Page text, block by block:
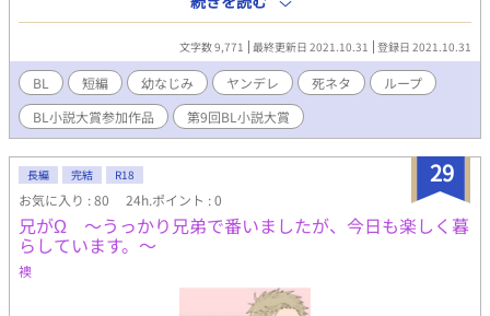
と導く元凶だと、知るまでは。
文字数 9,771 最終更新日 2021.10.31 登録日 2021.10.31
BL 短編 幼なじみ ヤンデレ 死ネタ
ループ
BL小説大賞参加作品
第9回BL小説大賞
29
長編 完結 R18
お気に入り : 80 24h.ポイント : 0
兄がΩ 〜うっかり兄弟で番いましたが、今日も楽しく暮
らしています。〜
襖